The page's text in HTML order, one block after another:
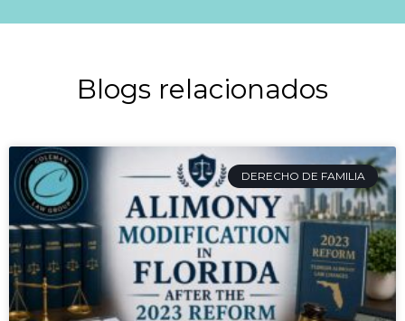
Blogs relacionados
DERECHO DE FAMILIA